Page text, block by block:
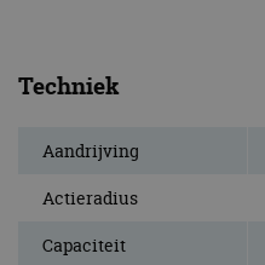
Techniek
Aandrijving
Actieradius
Capaciteit